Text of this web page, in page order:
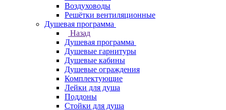
Воздуховоды
Решётки вентиляционные
Душевая программа
Назад
Душевая программа
Душевые гарнитуры
Душевые кабины
Душевые ограждения
Комплектующие
Лейки для душа
Поддоны
Стойки для душа